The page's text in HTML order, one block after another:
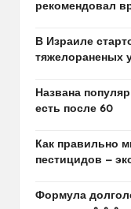
рекомендовал
В Израиле
тяжелораненых
Названа
есть после 60
Как правильно
пестицидов —
Формула